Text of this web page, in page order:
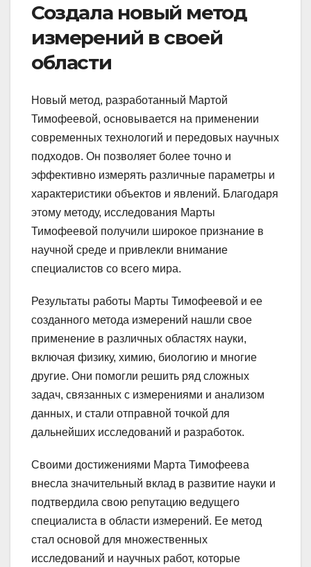
Создала новый метод
измерений в своей
области
Новый метод, разработанный Мартой
Тимофеевой, основывается на применении
современных технологий и передовых научных
подходов. Он позволяет более точно и
эффективно измерять различные параметры и
характеристики объектов и явлений. Благодаря
этому методу, исследования Марты
Тимофеевой получили широкое признание в
научной среде и привлекли внимание
специалистов со всего мира.
Результаты работы Марты Тимофеевой и ее
созданного метода измерений нашли свое
применение в различных областях науки,
включая физику, химию, биологию и многие
другие. Они помогли решить ряд сложных
задач, связанных с измерениями и анализом
данных, и стали отправной точкой для
дальнейших исследований и разработок.
Своими достижениями Марта Тимофеева
внесла значительный вклад в развитие науки и
подтвердила свою репутацию ведущего
специалиста в области измерений. Ее метод
стал основой для множественных
исследований и научных работ, которые